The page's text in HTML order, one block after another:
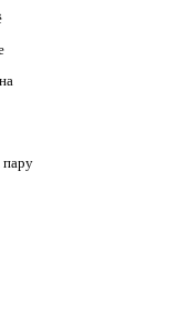
пару